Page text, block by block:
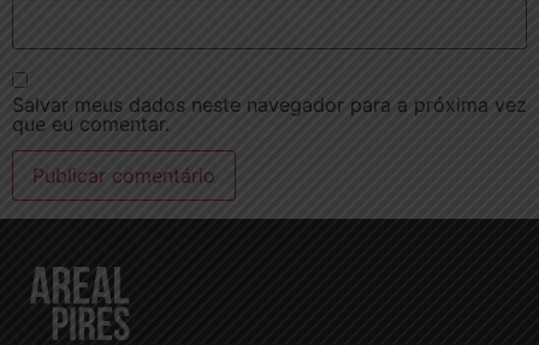
Salvar meus dados neste navegador para a próxima vez
que eu comentar.